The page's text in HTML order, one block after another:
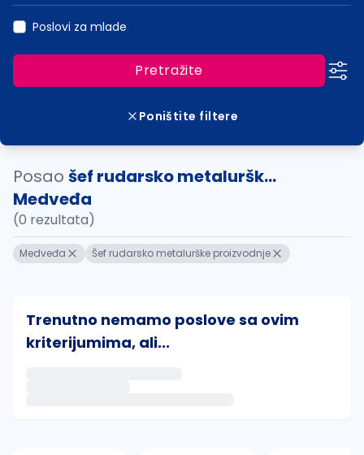
Poslovi za mlade
Pretražite
Poništite filtere
Posao šef rudarsko metaluršk...
Medveđa
(0 rezultata)
Medveđa Šef rudarsko metalurške proizvodnje
Trenutno nemamo poslove sa ovim
kriterijumima, ali...